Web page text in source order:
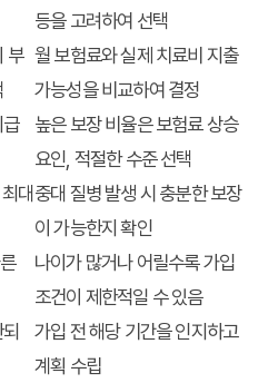
등을 고려하여 선택
부 월 보험료와 실제 치료비 지출
가능성을 비교하여 결정
급
높은 보장 비율은 보험료 상승
요인, 적절한 수준 선택
대중대 질병 발생 시 충분한 보장
이 가능한지 확인
나이가 많거나 어릴수록 가입
조건이 제한적일 수 있음
가입 전 해당 기간을 인지하고
계획 수립